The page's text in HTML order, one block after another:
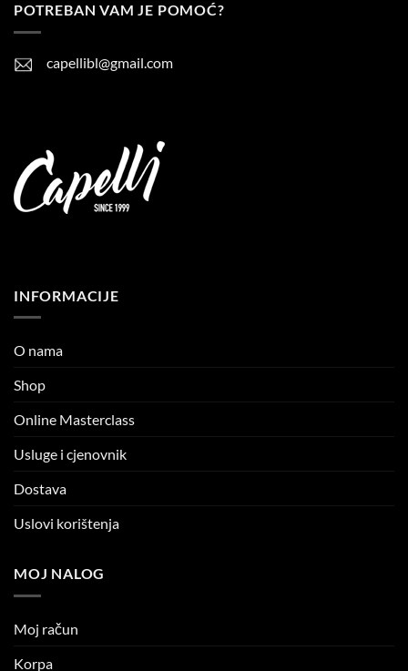
POTREBAN VAM JE POMOĆ?
capellibl@gmail.com
INFORMACIJE
O nama
Shop
Online Masterclass
Usluge i cjenovnik
Dostava
Uslovi korištenja
MOJ NALOG
Moj račun
Korpa